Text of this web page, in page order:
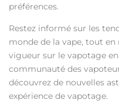
préférences.
Restez informé sur les
monde de la vape, tout
vigueur sur le vapotage
communauté des
découvrez de nouvelles
expérience de vapotage.